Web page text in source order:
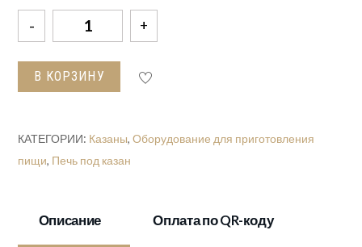
Количество
товара
Печь
2
дверью,
и
В КОРЗИНУ
КАТЕГОРИИ: Казаны,Оборудование для приготовления
пищи, Печь под казан
Описание Оплата по QR-коду